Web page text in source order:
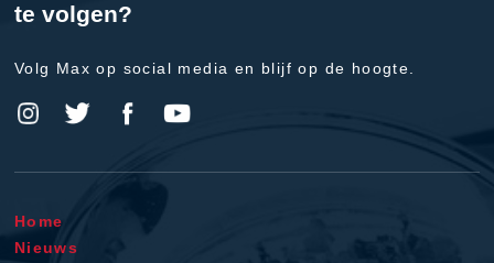
te volgen?
Volg Max op social media en blijf op de hoogte.
Home
Nieuws